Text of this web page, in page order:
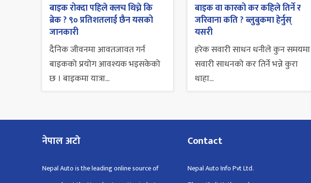
बाइक रोक्दा पहिले क्लच थिच्ने कि
ब्रेक ? ९० प्रतिशतलाई छैन यसको
जानकारी
दैनिक जीवनमा आवतजावत गर्न
बाइकको प्रयोग आवश्यक भइसकेको
छ । बाइकमा यात्रा...
बाइक वा कारको कर कहिले तिर्ने र
जरिवाना कति ? ब्लुबुकमा हेर्नुस्
यसरी
हरेक सवारी साधन धनीले कुन समयमा
सवारी साधनको कर तिर्ने भन्ने कुरा
थाहा...
नेपाल अटो
Nepal Auto is the leading online source of
Contact
Nepal Auto Info Pvt Ltd.